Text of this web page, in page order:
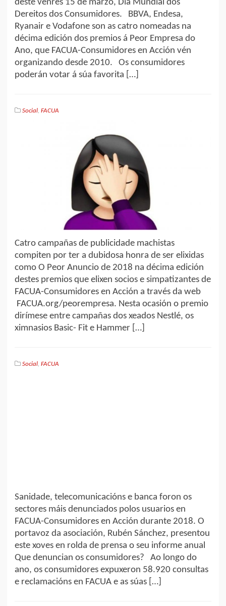
deste venres 15 de marzo, Día Mundial dos
Dereitos dos Consumidores. BBVA, Endesa,
Ryanair e Vodafone son as catro nomeadas na
décima edición dos premios á Peor Empresa do
Ano, que FACUA-Consumidores en Acción vén
organizando desde 2010. Os consumidores
poderán votar á súa favorita […]
Social, FACUA
Catro campañas de publicidade machistas
compiten por ter a dubidosa honra de ser elixidas
como O Peor Anuncio de 2018 na décima edición
destes premios que elixen socios e simpatizantes de
FACUA-Consumidores en Acción a través da web
FACUA.org/peorempresa. Nesta ocasión o premio
dirímese entre campañas dos xeados Nestlé, os
ximnasios Basic- Fit e Hammer […]
Social, FACUA
Sanidade, telecomunicacións e banca foron os
sectores máis denunciados polos usuarios en
FACUA-Consumidores en Acción durante 2018. O
portavoz da asociación, Rubén Sánchez, presentou
este xoves en rolda de prensa o seu informe anual
Que denuncian os consumidores? Ao longo do
ano, os consumidores expuxeron 58.920 consultas
e reclamacións en FACUA e as súas […]